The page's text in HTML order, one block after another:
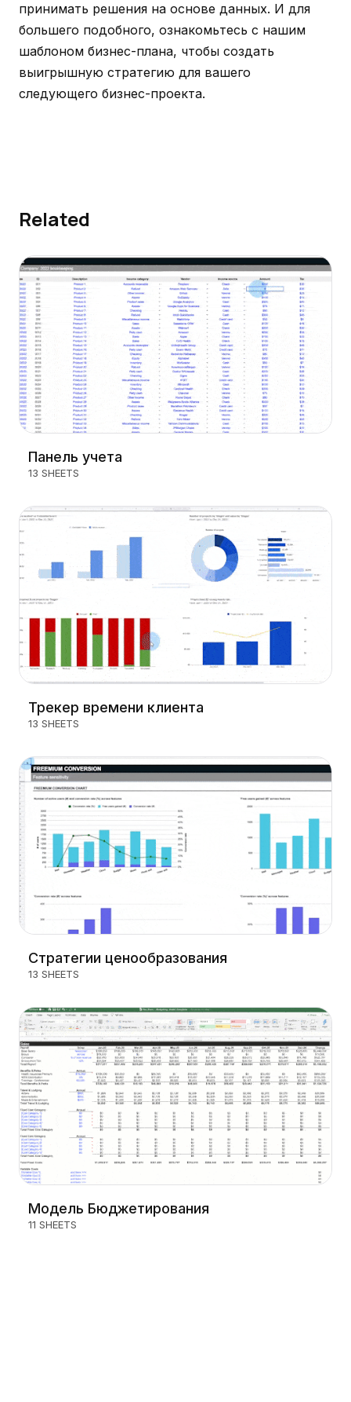
принимать решения на основе данных. И для
большего подобного, ознакомьтесь с нашим
шаблоном бизнес-плана, чтобы создать
выигрышную стратегию для вашего
следующего бизнес-проекта.
Related
Панель учета
13 SHEETS
Трекер времени клиента
13 SHEETS
Стратегии ценообразования
13 SHEETS
Модель Бюджетирования
11 SHEETS